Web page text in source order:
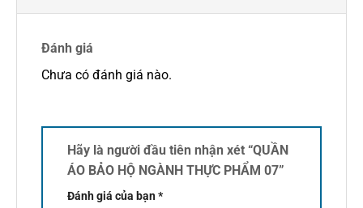
Đánh giá
Chưa có đánh giá nào.
Hãy là người đầu tiên nhận xét “QUẦN
ÁO BẢO HỘ NGÀNH THỰC PHẨM 07”
Đánh giá của bạn*